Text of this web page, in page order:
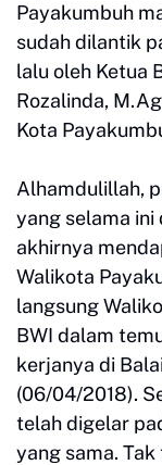
Payakumbuh
sudah dilantik
lalu oleh Ketua
Rozalinda,
Kota
Alhamdulillah,
yang selama ini
akhirnya
Walikota
langsung
BWI dalam
kerjanya di
(06/04/2018).
telah digelar
yang sama.